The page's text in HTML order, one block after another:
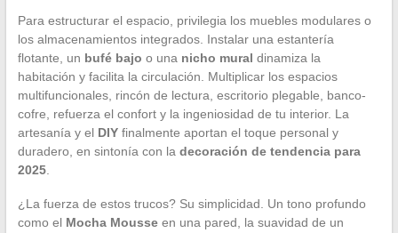
Para estructurar el espacio, privilegia los muebles modulares o
los almacenamientos integrados. Instalar una estantería
flotante, un bufé bajo o una nicho mural dinamiza la
habitación y facilita la circulación. Multiplicar los espacios
multifuncionales, rincón de lectura, escritorio plegable, banco-
cofre, refuerza el confort y la ingeniosidad de tu interior. La
artesanía y el DIYfinalmente aportan el toque personal y
duradero, en sintonía con la decoración de tendencia para
2025.
¿La fuerza de estos trucos? Su simplicidad. Un tono profundo
como el Mocha Mousseen una pared, la suavidad de un